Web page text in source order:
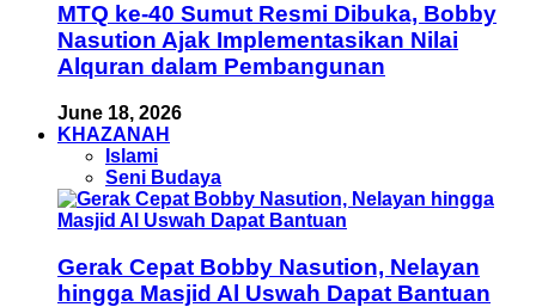
MTQ ke-40 Sumut Resmi Dibuka, Bobby
Nasution Ajak Implementasikan Nilai
Alquran dalam Pembangunan
June 18, 2026
KHAZANAH
Islami
Seni Budaya
Gerak Cepat Bobby Nasution, Nelayan
hingga Masjid Al Uswah Dapat Bantuan